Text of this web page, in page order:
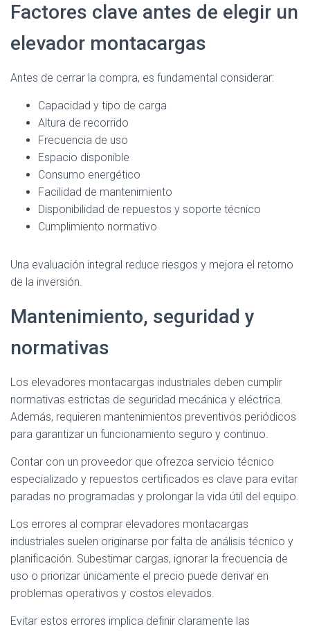
Factores clave antes de elegir un
elevador montacargas
Antes de cerrar la compra, es fundamental considerar:
Capacidad y tipo de carga
Altura de recorrido
Frecuencia de uso
Espacio disponible
Consumo energético
Facilidad de mantenimiento
Disponibilidad de repuestos y soporte técnico
Cumplimiento normativo
Una evaluación integral reduce riesgos y mejora el retorno
de la inversión.
Mantenimiento, seguridad y
normativas
Los elevadores montacargas industriales deben cumplir
normativas estrictas de seguridad mecánica y eléctrica.
Además, requieren mantenimientos preventivos periódicos
para garantizar un funcionamiento seguro y continuo.
Contar con un proveedor que ofrezca servicio técnico
especializado y repuestos certificados es clave para evitar
paradas no programadas y prolongar la vida útil del equipo.
Los errores al comprar elevadores montacargas
industriales suelen originarse por falta de análisis técnico y
planificación. Subestimar cargas, ignorar la frecuencia de
uso o priorizar únicamente el precio puede derivar en
problemas operativos y costos elevados.
Evitar estos errores implica definir claramente las